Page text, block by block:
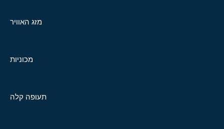
מזג האוויר
מכוניות
תעופה קלה